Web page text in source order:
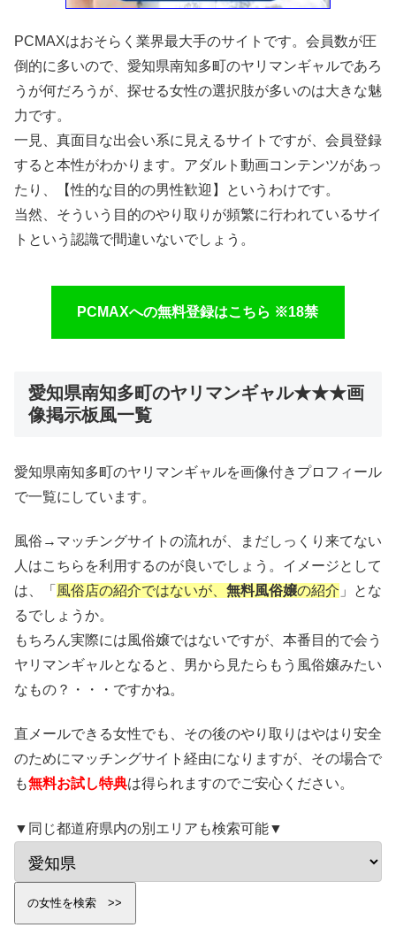
PCMAXはおそらく業界最大手のサイトです。会員数が圧
倒的に多いので、愛知県南知多町のヤリマンギャルであろ
うが何だろうが、探せる女性の選択肢が多いのは大きな魅
力です。
一見、真面目な出会い系に見えるサイトですが、会員登録
すると本性がわかります。アダルト動画コンテンツがあっ
たり、【性的な目的の男性歓迎】というわけです。
当然、そういう目的のやり取りが頻繁に行われているサイ
トという認識で間違いないでしょう。
PCMAXへの無料登録はこちら ※18禁
愛知県南知多町のヤリマンギャル★★★画
像掲示板風一覧
愛知県南知多町のヤリマンギャルを画像付きプロフィール
で一覧にしています。
風俗→マッチングサイトの流れが、まだしっくり来てない
人はこちらを利用するのが良いでしょう。イメージとして
は、「 風俗店の紹介ではないが、 無料風俗嬢の紹介 」とな
るでしょうか。
もちろん実際には風俗嬢ではないですが、本番目的で会う
ヤリマンギャルとなると、男から見たらもう風俗嬢みたい
なもの？・・・ですかね。
直メールできる女性でも、その後のやり取りはやはり安全
のためにマッチングサイト経由になりますが、その場合で
も無料お試し特典は得られますのでご安心ください。
▼同じ都道府県内の別エリアも検索可能▼